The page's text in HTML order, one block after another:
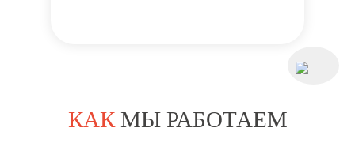
КАКМЫ РАБОТАЕМ